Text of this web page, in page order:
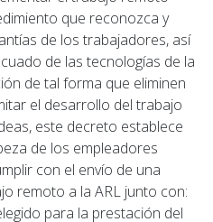
que reconozca y
de los trabajadores, así
de las tecnologías de la
de tal forma que eliminen
el desarrollo del trabajo
este decreto establece
de los empleadores
con el envío de una
remoto a la ARL junto con:
para la prestación del